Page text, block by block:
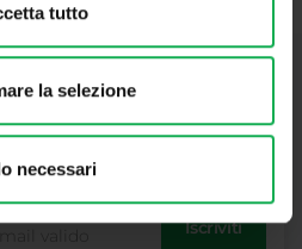
tutto
la selezione
necessari
Newsletter
in Purple Trading, Market
Iscriviti